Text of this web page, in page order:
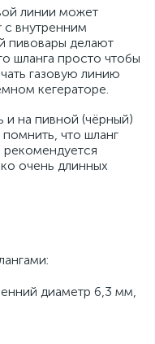
линии может
с внутренним
пивовары делают
шланга просто чтобы
газовую линию
кегераторе.
и на пивной (чёрный)
что шланг
очень длинных
диаметр 6,3 мм,